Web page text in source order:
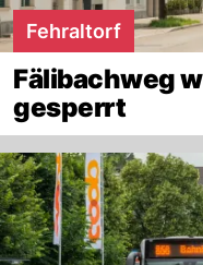
Fehraltorf
Fälibachweg
gesperrt